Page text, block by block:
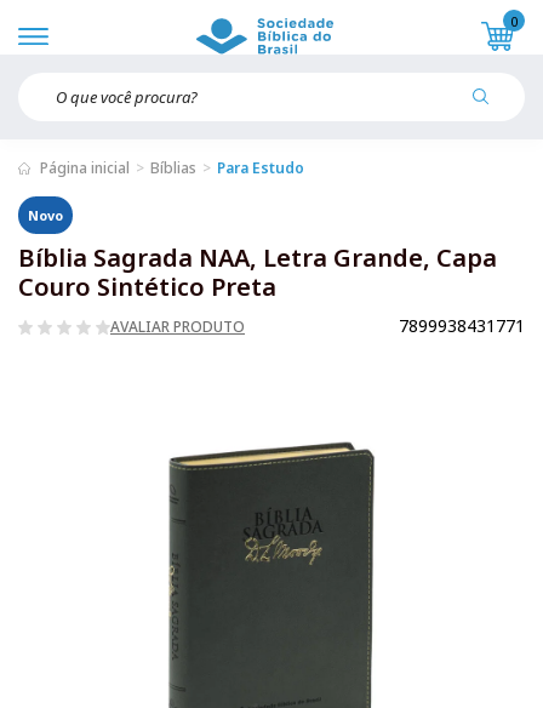
0
Página inicial Bíblias Para Estudo
Novo
Bíblia Sagrada NAA, Letra Grande, Capa
Couro Sintético Preta
AVALIAR PRODUTO 7899938431771